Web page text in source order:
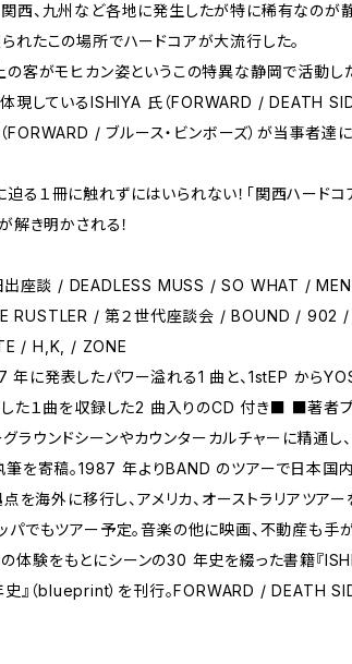
西、九州など各地に発生したが特に稀有なのが
れたこの場所でハードコアが大流行した。
客がモヒカン姿というこの特異な静岡で活動し
現しているISHIYA 氏（FORWARD / DEATH
/ ブルース・ビンボーズ）が当事者達
る１冊に触れずにはいられない！「関西ハードコ
解き明かされる！
出座談 / DEADLESS MUSS / SO WHAT /
RUSTLER / 第２世代座談会 / BOUND / 902 /
/ H,K, / ZONE
に発表したパワー溢れる1 曲と、1stEP から
た１曲を収録した2 曲入りのCD 付き■ ■著者プ
ラウンドシーンやカウンターカルチャーに精通し
を寄稿。1987 年よりBAND のツアーで日本国
海外に移行し、アメリカ、オーストラリアツアー
パでもツアー予定。音楽の他に映画、不動産も手
の体験をもとにシーンの30 年史を綴った書籍『
史』（blueprint）を刊行。FORWARD / DEATH